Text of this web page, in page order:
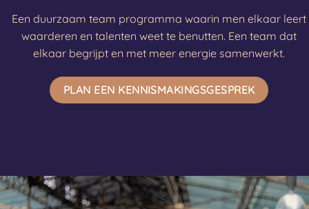
Een duurzaam team programma waarin men elkaar leert
waarderen en talenten weet te benutten. Een team dat
elkaar begrijpt en met meer energie samenwerkt.
PLAN EEN KENNISMAKINGSGESPREK